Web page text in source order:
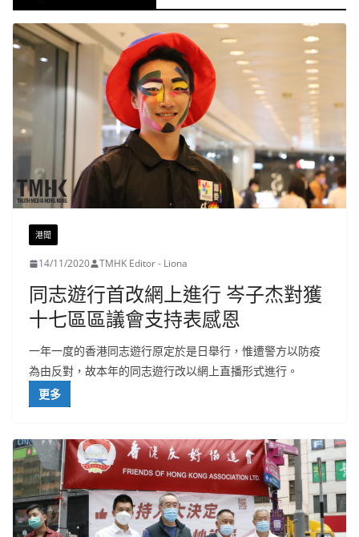
港聞
14/11/2020 TMHK Editor - Liona
同志遊行首改網上進行 岑子杰對獲
十七區區議會支持表感恩
一年一度的香港同志遊行原定於是日舉行，惟遭警方以防疫
為由反對，故本年的同志遊行改以網上直播形式進行。
更多